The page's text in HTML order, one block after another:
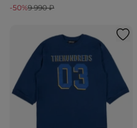
-50%9 990 ₽